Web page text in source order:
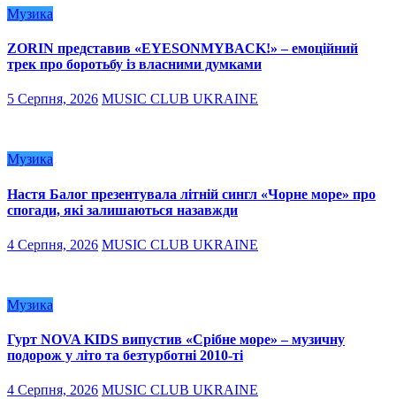
Музика
ZORIN представив «EYESONMYBACK!» – емоційний
трек про боротьбу із власними думками
5 Серпня, 2026 MUSIC CLUB UKRAINE
Музика
Настя Балог презентувала літній сингл «Чорне море» про
спогади, які залишаються назавжди
4 Серпня, 2026 MUSIC CLUB UKRAINE
Музика
Гурт NOVA KIDS випустив «Срібне море» – музичну
подорож у літо та безтурботні 2010-ті
4 Серпня, 2026 MUSIC CLUB UKRAINE